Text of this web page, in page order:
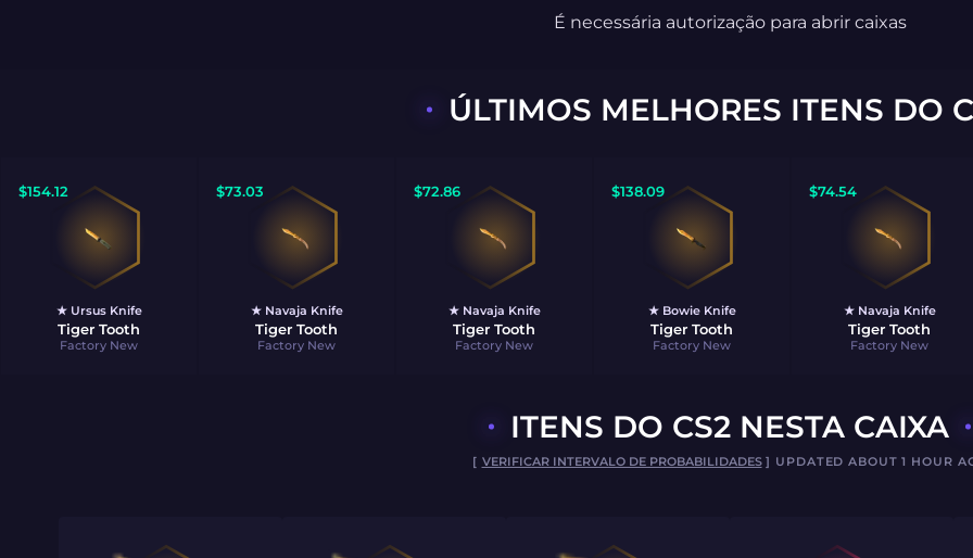
É necessária autorização para abrir caixas
ÚLTIMOS MELHORES ITENS DO
$154.12
★ Ursus Knife
Tiger Tooth
Factory New
$73.03
★ Navaja Knife
Tiger Tooth
Factory New
$72.86
★ Navaja Knife
Tiger Tooth
Factory New
$138.09
★ Bowie Knife
Tiger Tooth
Factory New
$74.54
★ Navaja Knife
Tiger Tooth
Factory New
ITENS DO CS2 NESTA CAIXA
[ VERIFICAR INTERVALO DE PROBABILIDADES] UPDATED ABOUT 1 HOUR